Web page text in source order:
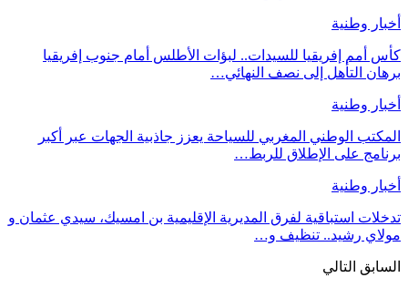
أخبار وطنية
كأس أمم إفريقيا للسيدات.. لبؤات الأطلس أمام جنوب إفريقيا
برهان التأهل إلى نصف النهائي…
أخبار وطنية
المكتب الوطني المغربي للسياحة يعزز جاذبية الجهات عبر أكبر
برنامج على الإطلاق للربط…
أخبار وطنية
تدخلات استباقية لفرق المديرية الإقليمية بن امسيك، سيدي عثمان و
مولاي رشيد.. تنظيف و…
السابق التالي